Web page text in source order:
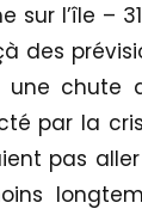
l’île –
des
une chute
par la
pas